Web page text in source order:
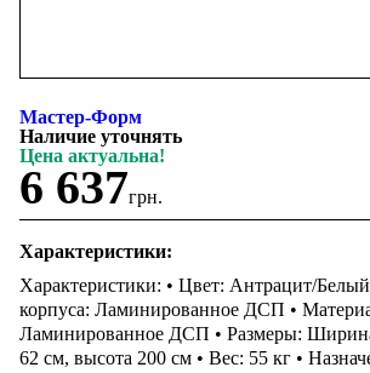
Мастер-Форм
Наличие уточнять
Цена актуальна!
6 637грн.
Характеристики:
Характеристики: • Цвет: Антрацит/
корпуса: Ламинированное ДСП •
Ламинированное ДСП • Размеры:
62 см, высота 200 см • Вес: 55 кг •